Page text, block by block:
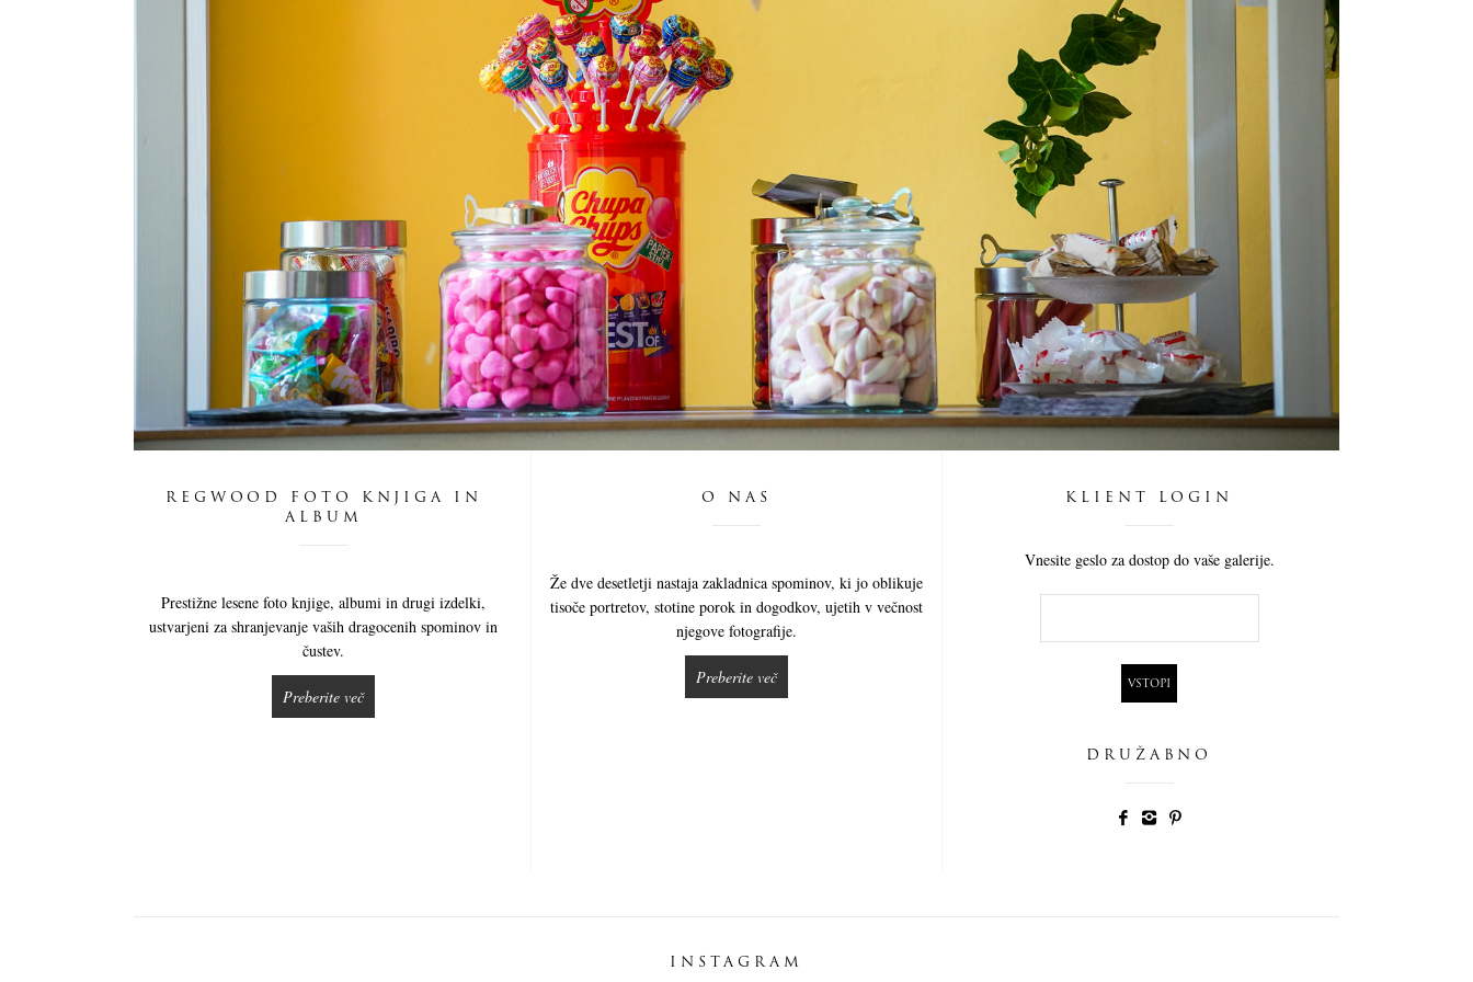
REGWOOD FOTO KNJIGA IN
ALBUM
Prestižne lesene foto knjige, albumi in drugi izdelki,
ustvarjeni za shranjevanje vaših dragocenih spominov in
čustev.
Preberite več
O NAS
Že dve desetletji nastaja zakladnica spominov, ki jo oblikuje
tisoče portretov, stotine porok in dogodkov, ujetih v večnost
njegove fotografije.
Preberite več
KLIENT LOGIN
Vnesite geslo za dostop do vaše galerije.
DRUŽABNO
INSTAGRAM